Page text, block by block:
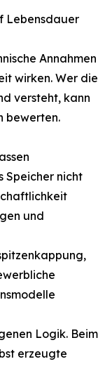
Lebensdauer
Annahmen
wirken. Wer die
versteht, kann
bewerten.
Speicher nicht
und
Logik. Beim
erzeugte